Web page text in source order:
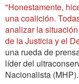
"Honestamente,
una coalición.
analizar la
de la Justicia y el
una rueda de
líder del
Nacionalista (MHP).